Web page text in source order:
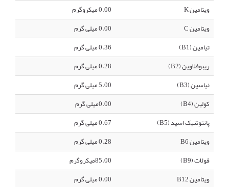
ویتامین K
0.00 میکروگرم
ویتامین C
0.00 میلی گرم
تیامین (B1)
0.36 میلی گرم
ریبوفلاوین (B2)
0.28 میلی گرم
نیاسین (B3)
5.00 میلی گرم
کولین (B4)
0.00میلی گرم
پانتوتنیک اسید (B5)
0.67 میلی گرم
ویتامین B6
0.28 میلی گرم
فولات (B9)
85.00میکروگرم
ویتامین B12
0.00 میلی گرم